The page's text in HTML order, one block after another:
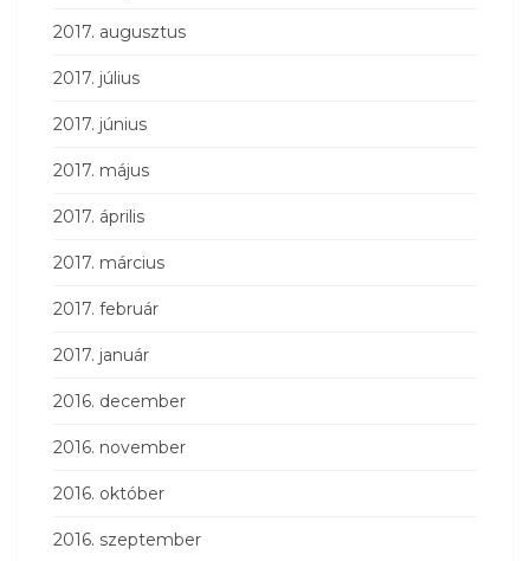
2017. augusztus
2017. július
2017. június
2017. május
2017. április
2017. március
2017. február
2017. január
2016. december
2016. november
2016. október
2016. szeptember